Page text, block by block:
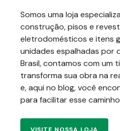
Somos uma loja
construção, pisos e
eletrodomésticos e itens
unidades espalhadas por
Brasil, contamos com um
transforma sua obra na
e, aqui no blog, você
para facilitar esse